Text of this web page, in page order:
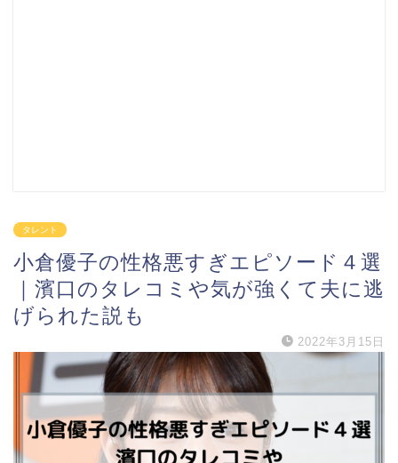
タレント
小倉優子の性格悪すぎエピソード４選
｜濱口のタレコミや気が強くて夫に逃
げられた説も
2022年3月15日